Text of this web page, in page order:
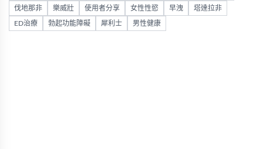
伐地那非 樂威壯 使用者分享 女性性慾 早洩 塔達拉非
ED治療 勃起功能障礙 犀利士 男性健康